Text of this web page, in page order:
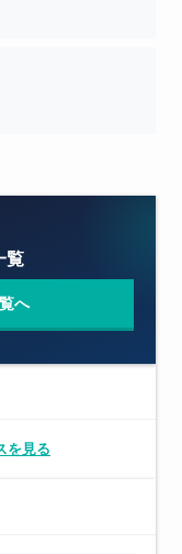
覧
へ
を見る